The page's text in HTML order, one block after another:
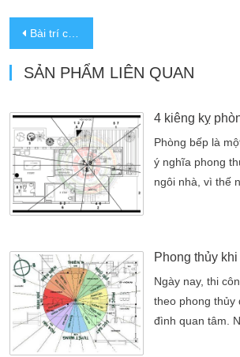
Bài trí cây xanh trong nhà theo phong thủy
SẢN PHẨM LIÊN QUAN
Phòng bếp là
ý nghĩa phong
ngôi nhà, vì thế
ý nghĩa phong
ngôi nhà, vì thế
để tâm đến,
nấu ở […]
Phong thủy
Ngày nay, thi
theo phong thủy
đình quan tâm.